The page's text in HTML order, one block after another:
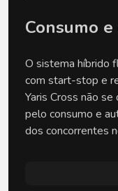
Consumo
O sistema híbrido
com start-stop e
Yaris Cross não
pelo consumo e
dos concorrentes